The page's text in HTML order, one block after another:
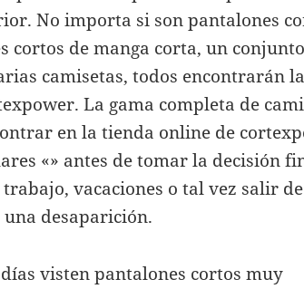
No importa si son pantalones
cortos de manga corta, un
camisetas, todos encontrarán la
La gama completa de
en la tienda online de
«» antes de tomar la decisión
vacaciones o tal vez salir
desaparición.
visten pantalones cortos muy